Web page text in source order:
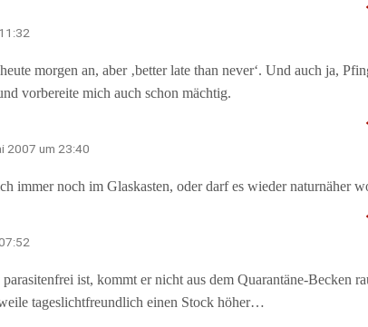
morgen an, aber ‚better late than never‘. Und auch ja,
vorbereite mich auch schon mächtig.
2007 um 23:40
immer noch im Glaskasten, oder darf es wieder naturnäher
ist, kommt er nicht aus dem Quarantäne-Becken
tageslichtfreundlich einen Stock höher…